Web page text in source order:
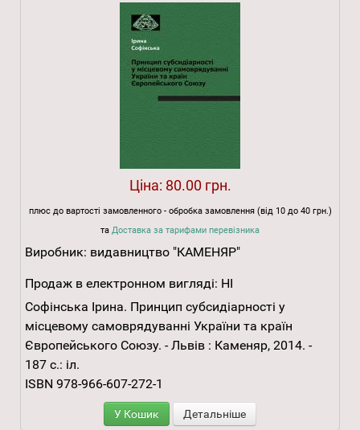
Ціна: 80.00 грн.
плюс до вартості замовленного - обробка замовлення (від 10 до 40 грн.)
та Доставка за тарифами перевізника
Виробник: видавництво "КАМЕНЯР"
Продаж в електронном вигляді: НІ
Софінська Ірина. Принцип субсидіарності у
місцевому самоврядуванні України та країн
Європейського Союзу. - Львів : Каменяр, 2014. -
187 с.: іл.
ISBN 978-966-607-272-1
У Кошик Детальніше